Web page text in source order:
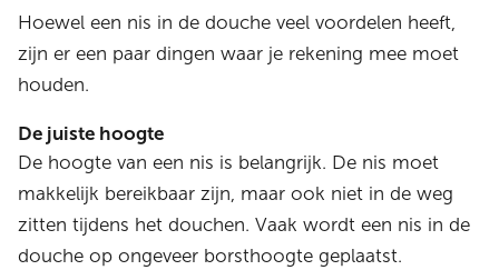
Hoewel een nis in de douche veel voordelen heeft,
zijn er een paar dingen waar je rekening mee moet
houden.
De juiste hoogte
De hoogte van een nis is belangrijk. De nis moet
makkelijk bereikbaar zijn, maar ook niet in de weg
zitten tijdens het douchen. Vaak wordt een nis in de
douche op ongeveer borsthoogte geplaatst.